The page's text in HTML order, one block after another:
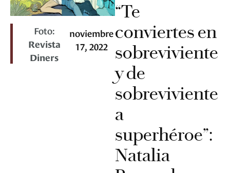
Foto:
Revista
Diners
noviembre
17, 2022
“Te
conviertes en
sobreviviente
y de
sobreviviente
a
superhéroe”:
Natalia